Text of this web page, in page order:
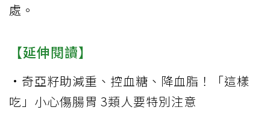
處。
【延伸閱讀】
· 奇亞籽助減重、控血糖、降血脂！「這樣
吃」小心傷腸胃 3類人要特別注意